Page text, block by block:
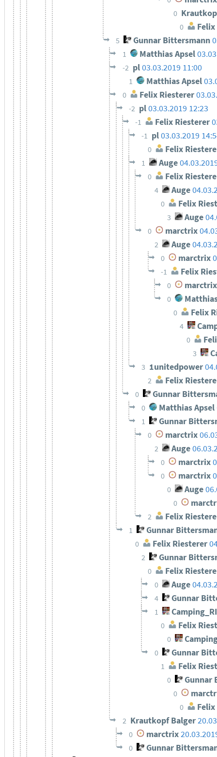
0
0
5 Gunnar Bittersmann
1 Matthias Apsel
-2 pl03.03.2019 11:00
1 Matthias Apsel
0 Felix Riesterer
-2 pl03.03.2019 12:23
-1 Felix Riesterer
-1 pl03.03.2019
0 Felix
1 Auge
0 Felix
4 Auge
0 Felix
3 Auge
0 marctrix
2 Auge
0 marctrix
-1 Felix
0 marctrix
0
0 Felix
4
0
3
3 1unitedpower
2 Felix
0 Gunnar
0 Matthias Apsel
1 Gunnar
0 marctrix
2 Auge
0 marctrix
0 marctrix
0 Auge
0
2 Felix
1 Gunnar
0 Felix Riesterer
2 Gunnar
0 Felix
0 Auge
4 Gunnar
1
0 Felix
0
0 Gunnar
1 Felix
0 Gunnar
0
0
2 Krautkopf Balger
0 marctrix
0 Gunnar